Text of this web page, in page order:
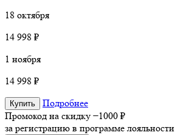
18 октября
14 998 ₽
1 ноября
14 998 ₽
Купить
Подробнее
Промокод на скидку −1000 ₽
за регистрацию в программе лояльности